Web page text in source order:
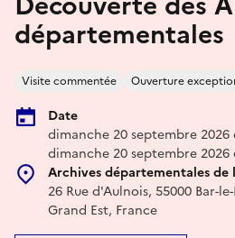
départementales
Visite commentée Ouverture
Date
dimanche 20 septembre 2026
dimanche 20 septembre 2026
Archives départementales de
26 Rue d'Aulnois, 55000 Bar-
Grand Est, France